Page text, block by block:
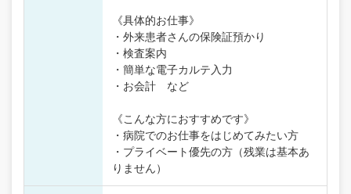
《具体的お仕事》
・外来患者さんの保険証預かり
・検査案内
・簡単な電子カルテ入力
・お会計 など
《こんな方におすすめです》
・病院でのお仕事をはじめてみたい方
・プライベート優先の方（残業は基本あ
りません）